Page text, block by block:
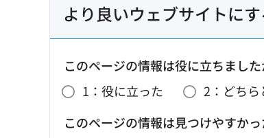
より良いウェブサイトに
このページの情報は役に立ちました
1：役に立った
2：どち
このページの情報は見つけやすか